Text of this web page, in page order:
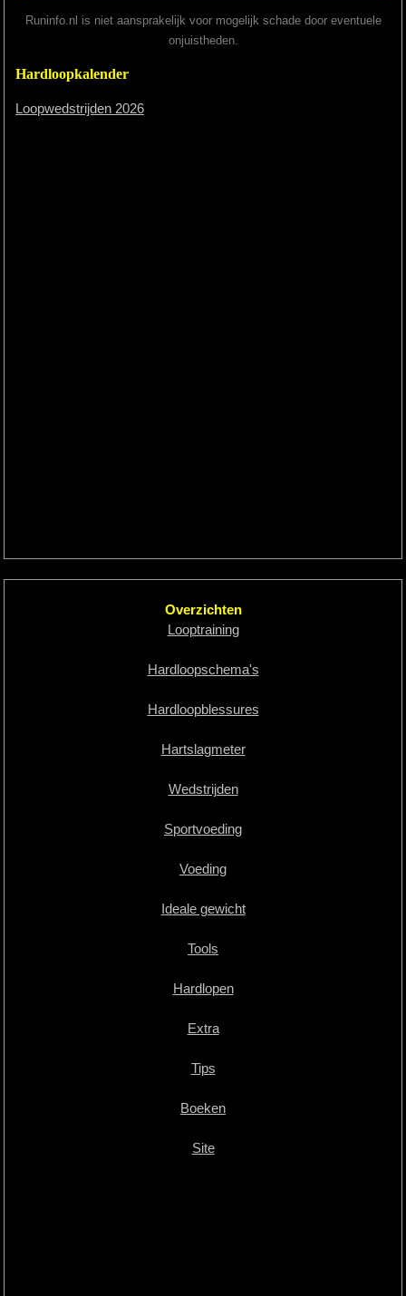
Runinfo.nl is niet aansprakelijk voor mogelijk schade door eventuele
onjuistheden.
Hardloopkalender
Loopwedstrijden 2026
Overzichten
Looptraining
Hardloopschema's
Hardloopblessures
Hartslagmeter
Wedstrijden
Sportvoeding
Voeding
Ideale gewicht
Tools
Hardlopen
Extra
Tips
Boeken
Site